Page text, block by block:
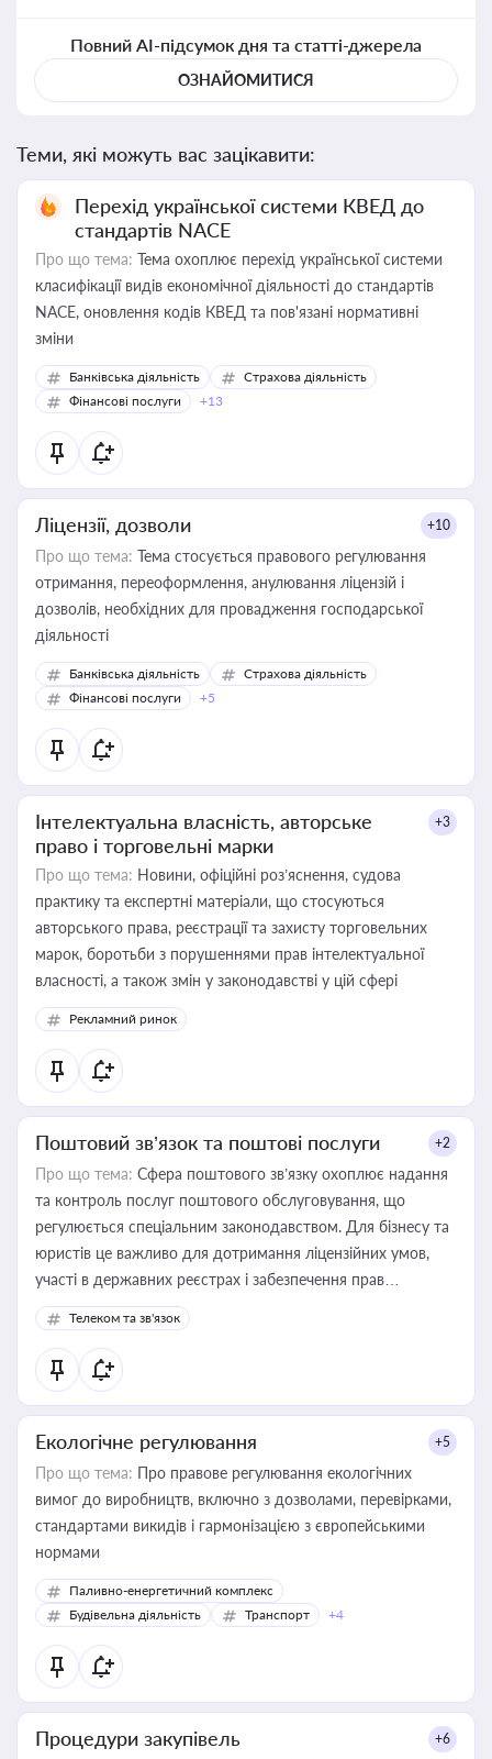
Повний AI-підсумок дня та статті-джерела
ОЗНАЙОМИТИСЯ
Теми, які можуть вас зацікавити:
Перехід української системи КВЕД до
стандартів NACE
Про що тема: Тема охоплює перехід української системи
класифікації видів економічної діяльності до стандартів
NACE, оновлення кодів КВЕД та пов'язані нормативні
зміни
Банківська діяльність
Страхова діяльність
Фінансові послуги
+13
Ліцензії, дозволи +10
Про що тема: Тема стосується правового регулювання
отримання, переоформлення, анулювання ліцензій і
дозволів, необхідних для провадження господарської
діяльності
Банківська діяльність
Страхова діяльність
Фінансові послуги
+5
Інтелектуальна власність, авторське
право і торговельні марки
+3
Про що тема: Новини, офіційні роз’яснення, судова
практику та експертні матеріали, що стосуються
авторського права, реєстрації та захисту торговельних
марок, боротьби з порушеннями прав інтелектуальної
власності, а також змін у законодавстві у цій сфері
Рекламний ринок
Поштовий зв’язок та поштові послуги +2
Про що тема: Сфера поштового зв’язку охоплює надання
та контроль послуг поштового обслуговування, що
регулюється спеціальним законодавством. Для бізнесу та
юристів це важливо для дотримання ліцензійних умов,
участі в державних реєстрах і забезпечення прав
споживачів.
Телеком та зв'язок
Екологічне регулювання +5
Про що тема: Про правове регулювання екологічних
вимог до виробництв, включно з дозволами, перевірками,
стандартами викидів і гармонізацією з європейськими
нормами
Паливно-енергетичний комплекс
Будівельна діяльність
Транспорт +4
Процедури закупівель +6